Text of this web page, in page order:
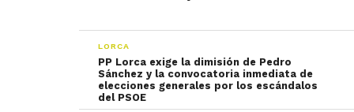
LORCA
PP Lorca exige la dimisión de Pedro
Sánchez y la convocatoria inmediata de
elecciones generales por los escándalos
del PSOE